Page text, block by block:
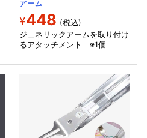
アーム
¥448 (税込)
ジェネリックアームを取り付け
るアタッチメント ※1個